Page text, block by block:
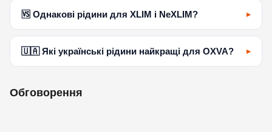
🆚 Однакові рідини для XLIM і NeXLIM?
🇺🇦 Які українські рідини найкращі для OXVA?
Обговорення